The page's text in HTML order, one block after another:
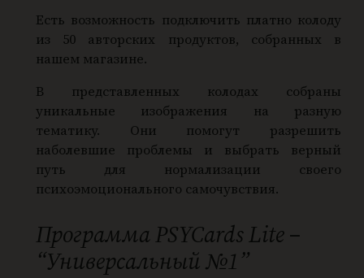
Есть возможность подключить платно колоду
из 50 авторских продуктов, собранных в
нашем магазине.
В представленных колодах собраны
уникальные изображения на разную
тематику. Они помогут разрешить
наболевшие проблемы и выбрать верный
путь для нормализации своего
психоэмоционального самочувствия.
Программа PSYCards Lite –
“Универсальный №1”